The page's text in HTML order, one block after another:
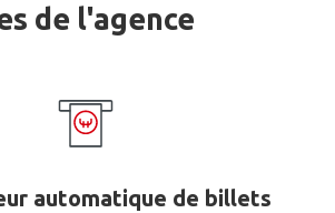
de l'agence
automatique de billets